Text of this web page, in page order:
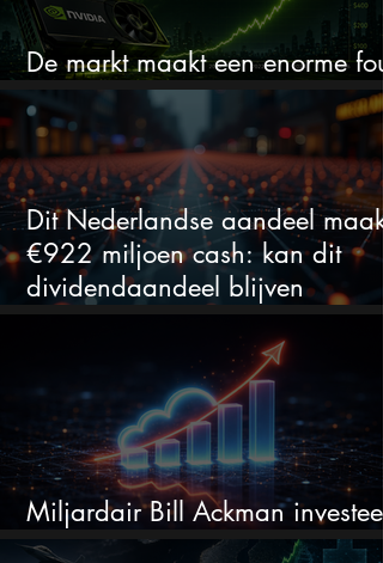
De markt maakt een enorme fout
Dit Nederlandse aandeel maakt
€922 miljoen cash: kan dit
dividendaandeel blijven
verhogen?
Miljardair Bill Ackman investeert
miljarden in dit techaandeel